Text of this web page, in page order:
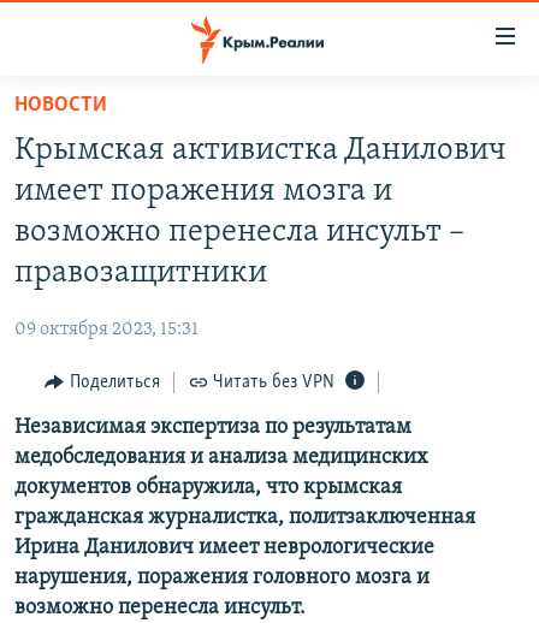
Вернуться
основному
содержанию
главной
Вернутся
поиску
СПЕЦПРОЕКТЫ
ИНТЕРАКТИВ
ИНФОГРАФИКА
ТЕЛЕПРОЕКТ КРЫМ.РЕАЛИИ
СОВЕТЫ ПРАВОЗАЩИТНИКОВ
ПРОПАВШИЕ БЕЗ ВЕСТИ
ПОБЕДИТЕЛЕЙ НЕ СУДЯТ?
КРЫМ.НЕПОКОРЕННЫЙ
РАДІО СВОБОДА
КАК ОБОЙТИ БЛОКИРОВКУ
Українською
Qırımtatar
ПРИСОЕДИНЯЙТЕСЬ!
НОВОСТИ
Крымская активистка Данилович
имеет поражения мозга и
возможно перенесла инсульт –
правозащитники
09 октября 2023, 15:31
Поделиться Читать без VPN
Независимая экспертиза по результатам
медобследования и анализа медицинских
документов обнаружила, что крымская
гражданская журналистка, политзаключенная
Ирина Данилович имеет неврологические
нарушения, поражения головного мозга и
возможно перенесла инсульт.